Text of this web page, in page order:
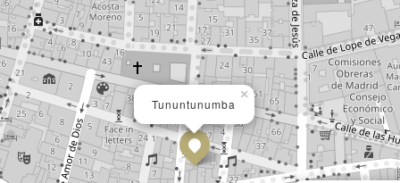
Tununtunumba
×